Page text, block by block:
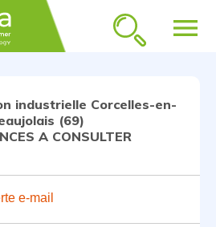
menu
industrielle Corcelles-en-
(69)
A CONSULTER
e-mail